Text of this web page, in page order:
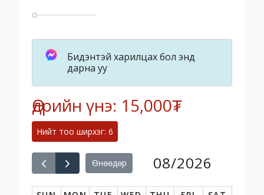
Бидэнтэй харилцах бол энд
дарна уу
Өдрийн үнэ: 15,000₮
Нийт тоо ширхэг: 6
Өнөөдөр 08/2026